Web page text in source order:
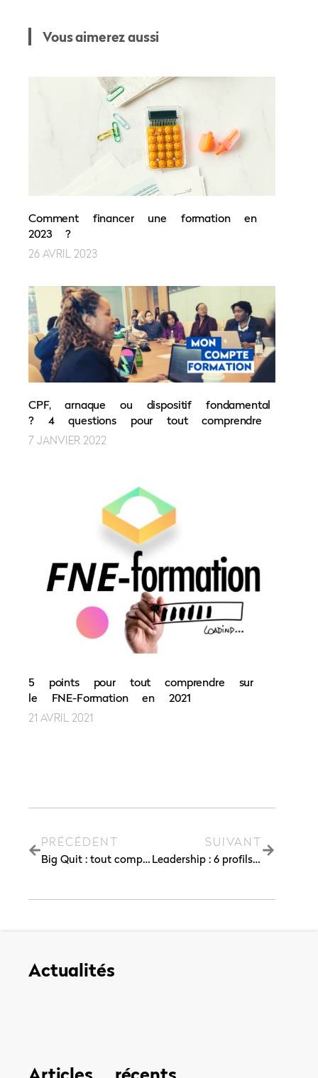
Vous aimerez aussi
Comment financer une formation en
2023 ?
26 AVRIL 2023
CPF, arnaque ou dispositif fondamental
? 4 questions pour tout comprendre
7 JANVIER 2022
5 points pour tout comprendre sur
le FNE-Formation en 2021
21 AVRIL 2021
PRÉCÉDENT
Big Quit : tout comprendre sur la vague de grande démission
SUIVANT
Leadership : 6 profils de leaders que vous devez connaître
Actualités